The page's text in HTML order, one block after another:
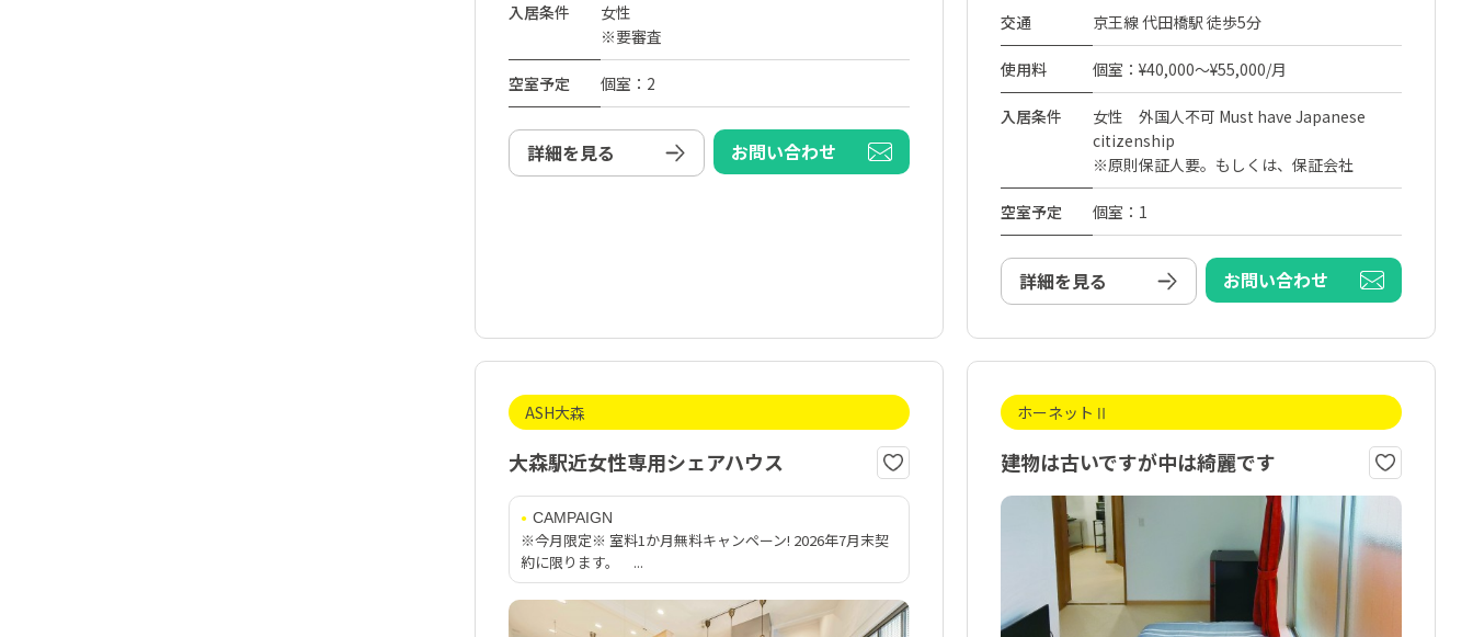
入居条件
女性
※要審査
空室予定 個室：2
詳細を見る お問い合わせ
交通 京王線 代田橋駅 徒歩5分
使用料 個室：¥40,000～¥55,000/月
入居条件
女性 外国人不可 Must have Japanese
citizenship
※原則保証人要。もしくは、保証会社
空室予定 個室：1
詳細を見る お問い合わせ
ASH大森
大森駅近女性専用シェアハウス
CAMPAIGN
※今月限定※ 室料1か月無料キャンペーン! 2026年7月末契
約に限ります。 ...
ホーネットⅡ
建物は古いですが中は綺麗です